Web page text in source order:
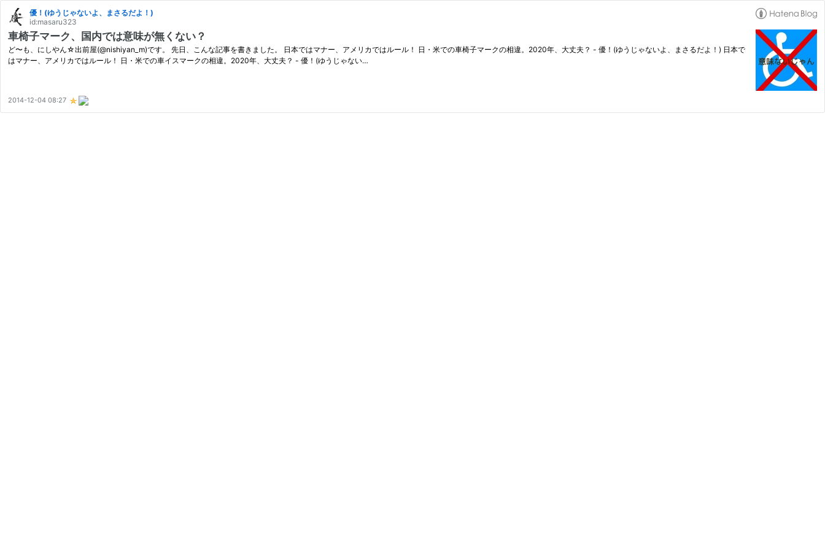
優！(ゆうじゃないよ、まさるだよ！)
id:masaru323
車椅子マーク、国内では意味が無くない？
ど〜も、にしやん☆出前屋(@nishiyan_m)です。 先日、こんな記事を書きました。 日本ではマナー、アメリカではルール！ 日・米での車椅子マークの相違。2020年、大丈夫？ - 優！(ゆうじゃないよ、まさるだよ！) 日本で
はマナー、アメリカではルール！ 日・米での車イスマークの相違。2020年、大丈夫？ - 優！(ゆうじゃない…
2014-12-04 08:27